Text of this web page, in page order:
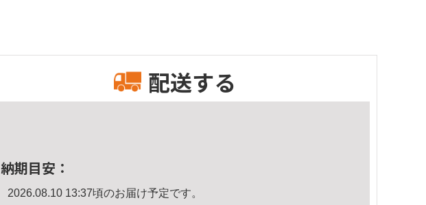
配送する
納期目安：
2026.08.10 13:37頃のお届け予定です。